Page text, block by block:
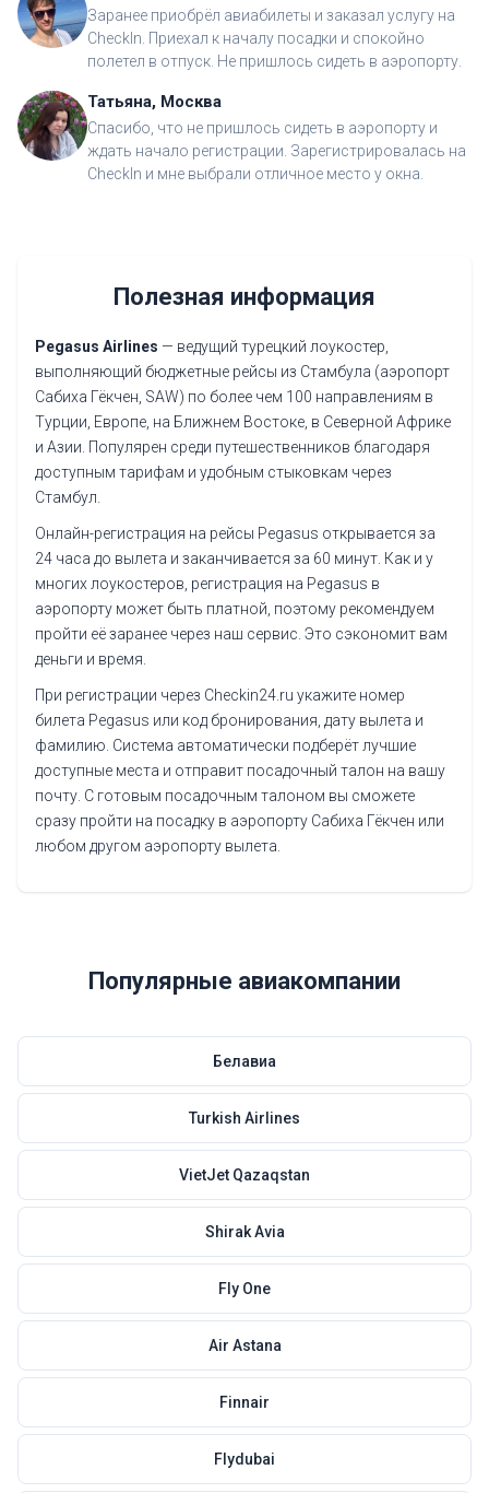
Заранее приобрёл авиабилеты и заказал услугу на
CheckIn. Приехал к началу посадки и спокойно
полетел в отпуск. Не пришлось сидеть в аэропорту.
Татьяна, Москва
Спасибо, что не пришлось сидеть в аэропорту и
ждать начало регистрации. Зарегистрировалась на
CheckIn и мне выбрали отличное место у окна.
Полезная информация
Pegasus Airlines — ведущий турецкий лоукостер,
выполняющий бюджетные рейсы из Стамбула (аэропорт
Сабиха Гёкчен, SAW) по более чем 100 направлениям в
Турции, Европе, на Ближнем Востоке, в Северной Африке
и Азии. Популярен среди путешественников благодаря
доступным тарифам и удобным стыковкам через
Стамбул.
Онлайн-регистрация на рейсы Pegasus открывается за
24 часа до вылета и заканчивается за 60 минут. Как и у
многих лоукостеров, регистрация на Pegasus в
аэропорту может быть платной, поэтому рекомендуем
пройти её заранее через наш сервис. Это сэкономит вам
деньги и время.
При регистрации через Checkin24.ru укажите номер
билета Pegasus или код бронирования, дату вылета и
фамилию. Система автоматически подберёт лучшие
доступные места и отправит посадочный талон на вашу
почту. С готовым посадочным талоном вы сможете
сразу пройти на посадку в аэропорту Сабиха Гёкчен или
любом другом аэропорту вылета.
Популярные авиакомпании
Белавиа
Turkish Airlines
VietJet Qazaqstan
Shirak Avia
Fly One
Air Astana
Finnair
Flydubai